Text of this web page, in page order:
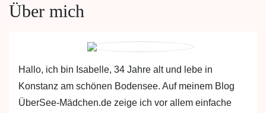
Über mich
Hallo, ich bin Isabelle, 34 Jahre alt und lebe in
Konstanz am schönen Bodensee. Auf meinem Blog
ÜberSee-Mädchen.de zeige ich vor allem einfache